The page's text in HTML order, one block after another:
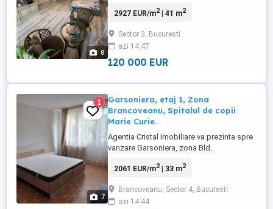
8
zonă în ultima perioadă. Situată într-o
proprietatea se află într-un bloc de
garsoniere cu regim mic de înălțime (4
etaje). Configurație și Avantaje:
2927 EUR/m2| 41 m2
Sector 3, Bucuresti
azi 14:47
120 000 EUR
7
1
Garsoniera, etaj 1, Zona
Brancoveanu, Spitalul de copii
Marie Curie.
Agentia Cristal Imobiliare va prezinta spre
vanzare Garsoniera, zona Bld.
Curie. Decomandata, etaj 1 din 4, confort
2061 EUR/m2| 33 m2
Brancoveanu, Sector 4, Bucuresti
azi 14:44